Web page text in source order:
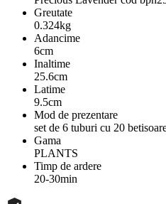
Greutate
0.324kg
Adancime
6cm
Inaltime
25.6cm
Latime
9.5cm
Mod de prezentare
set de 6 tuburi cu 20
Gama
PLANTS
Timp de ardere
20-30min